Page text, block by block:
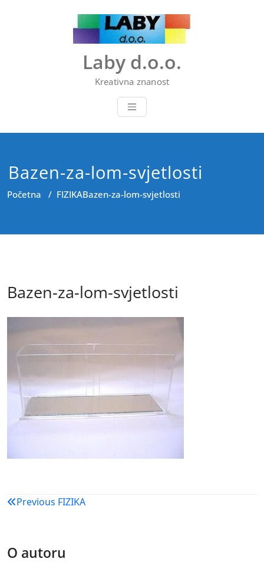
Laby d.o.o.
Kreativna znanost
Bazen-za-lom-svjetlosti
Početna / FIZIKABazen-za-lom-svjetlosti
Bazen-za-lom-svjetlosti
Navigacija
Previous FIZIKA
O autoru